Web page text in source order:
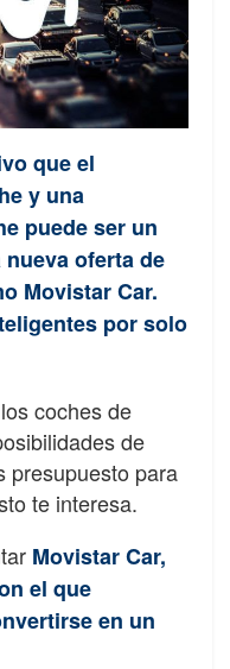
que el
y una
puede ser un
oferta de
Movistar Car.
por solo
coches de
de
presupuesto para
te interesa.
Movistar Car,
el que
en un